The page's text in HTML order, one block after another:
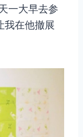
一大早去参
我在他撤展